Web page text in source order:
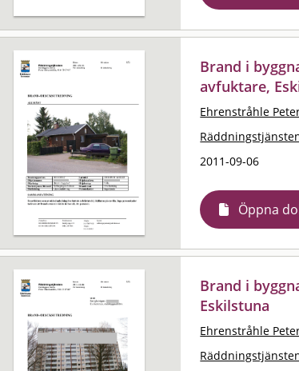
Brand i
avfuktare,
Ehrenstråhle
2011-09-06
Öppna
Brand i
Eskilstuna
Ehrenstråhle